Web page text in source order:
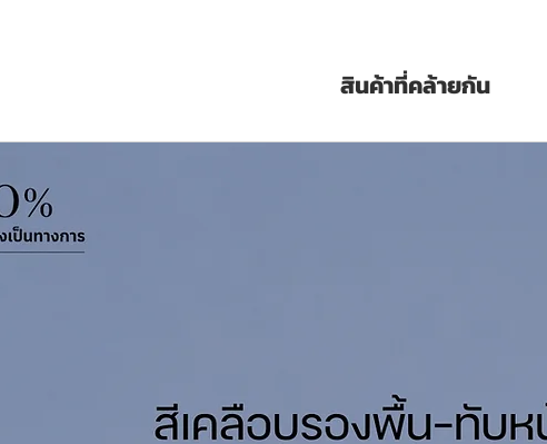
on Steel, Wood, Concrete as you desired. Provide gloss finish.
ผสมด้วยทินเนอร์
สั่งซื้อ
IIดูข้อมูลทางวิชาการของสีน้ำมัน เป็ดหงส์ TOA MD Enamel
สินค้าที่คล้ายกัน